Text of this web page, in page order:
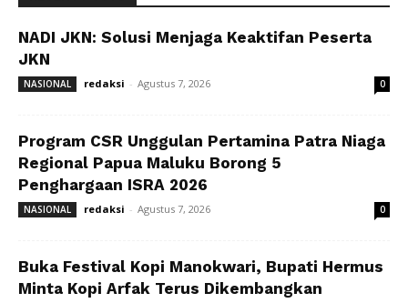
NADI JKN: Solusi Menjaga Keaktifan Peserta
JKN
NASIONAL redaksi - Agustus 7, 2026 0
Program CSR Unggulan Pertamina Patra Niaga
Regional Papua Maluku Borong 5
Penghargaan ISRA 2026
NASIONAL redaksi - Agustus 7, 2026 0
Buka Festival Kopi Manokwari, Bupati Hermus
Minta Kopi Arfak Terus Dikembangkan